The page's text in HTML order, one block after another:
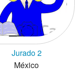
Jurado 2
México